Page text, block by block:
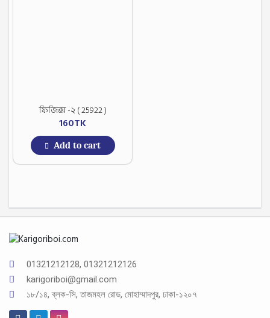
ফিজিক্স -২ ( 25922 )
160TK
Add to cart
01321212128, 01321212126
karigoriboi@gmail.com
১৮/১৪, ব্লক-সি, তাজমহল রোড, মোহাম্মাদপুর, ঢাকা-১২০৭